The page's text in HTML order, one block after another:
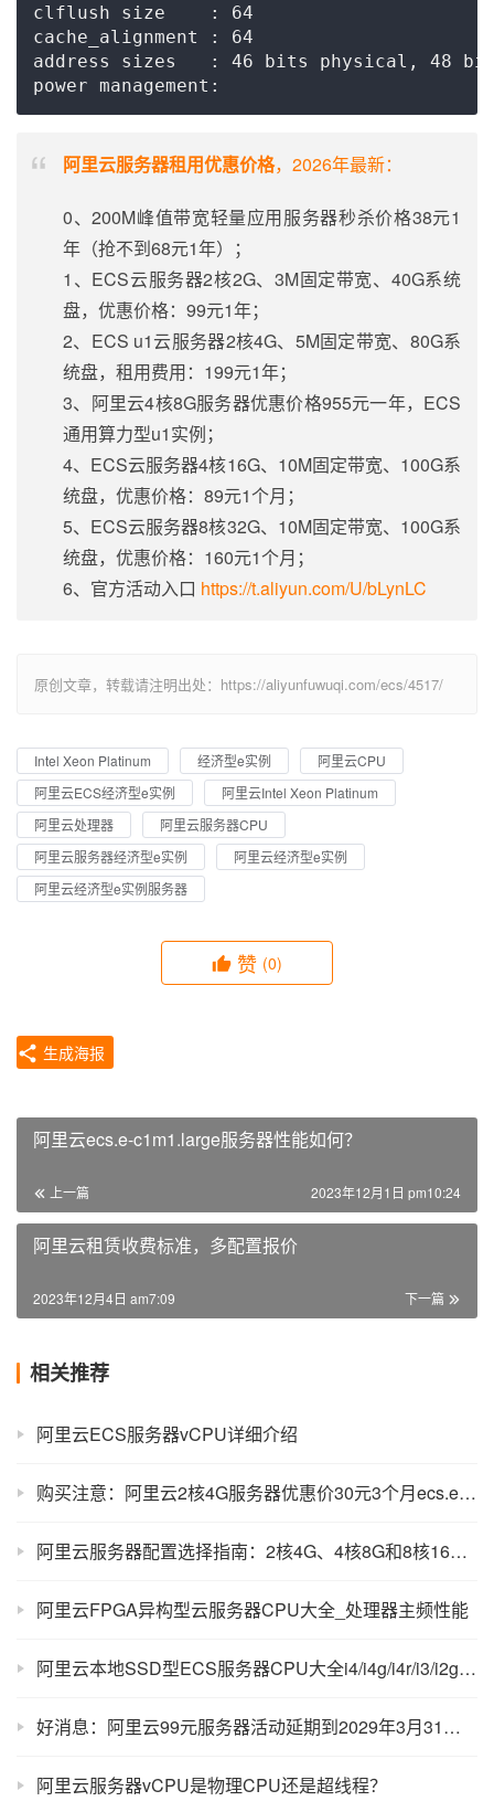
clflush size    : 64
cache_alignment : 64
address sizes   : 46 bits physical, 48
阿里云服务器租用优惠价格，2026年最新：
0、200M峰值带宽轻量应用服务器秒杀价格38元1
年（抢不到68元1年）；
1、ECS云服务器2核2G、3M固定带宽、40G系统
盘，优惠价格：99元1年；
2、ECS u1云服务器2核4G、5M固定带宽、80G系
统盘，租用费用：199元1年；
3、阿里云4核8G服务器优惠价格955元一年，ECS
通用算力型u1实例；
4、ECS云服务器4核16G、10M固定带宽、100G系
统盘，优惠价格：89元1个月；
5、ECS云服务器8核32G、10M固定带宽、100G系
统盘，优惠价格：160元1个月；
6、官方活动入口 https://t.aliyun.com/U/bLynLC
原创文章，转载请注明出处：https://aliyunfuwuqi.com/ecs/4517/
Intel Xeon Platinum 经济型e实例
阿里云CPU
阿里云ECS经济型e实例
阿里云Intel Xeon Platinum
阿里云处理器
阿里云服务器CPU
阿里云服务器经济型e实例
阿里云经济型e实例
阿里云经济型e实例服务器
赞 (0)
生成海报
阿里云ecs.e-c1m1.large服务器性能如何？
上一篇 2023年12月1日 pm10:24
阿里云租赁收费标准，多配置报价
下一篇
2023年12月4日 am7:09
相关推荐
阿里云ECS服务器vCPU详细介绍
购买注意：阿里云2核4G服务器优惠价30元3个月ecs.e-c1m2.large说明
阿里云服务器配置选择指南：2核4G、4核8G和8核16G深度解析
阿里云FPGA异构型云服务器CPU大全_处理器主频性能
阿里云本地SSD型ECS服务器CPU大全i4/i4g/i4r/i3/i2gne等
好消息：阿里云99元服务器活动延期到2029年3月31日，快速续费吧！
阿里云服务器vCPU是物理CPU还是超线程？